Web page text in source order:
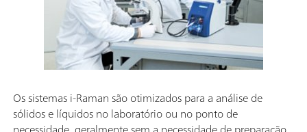
Os sistemas i-Raman são otimizados para a análise de
sólidos e líquidos no laboratório ou no ponto de